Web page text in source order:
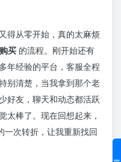
得从零开始，真的太麻烦
买 的流程。刚开始还有
年经验的平台，客服全程
别清楚，当我拿到那个老
好友，聊天和动态都活跃
太棒了。现在回想起来，
一次转折，让我重新找回